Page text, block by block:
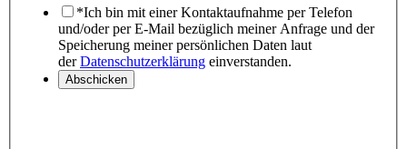
*Ich bin mit einer Kontaktaufnahme per Telefon
und/oder per E-Mail bezüglich meiner Anfrage und der
Speicherung meiner persönlichen Daten laut
derDatenschutzerklärung einverstanden.